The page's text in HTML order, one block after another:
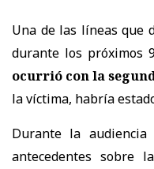
Una de las líneas que
durante los próximos
ocurrió con la
la víctima, habría
Durante la
antecedentes sobre